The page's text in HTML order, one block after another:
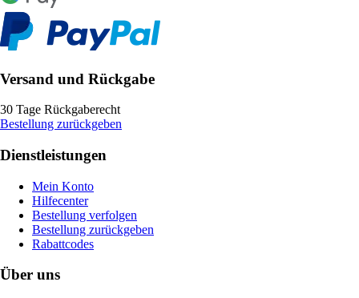
Versand und Rückgabe
30 Tage Rückgaberecht
Bestellung zurückgeben
Dienstleistungen
Mein Konto
Hilfecenter
Bestellung verfolgen
Bestellung zurückgeben
Rabattcodes
Über uns